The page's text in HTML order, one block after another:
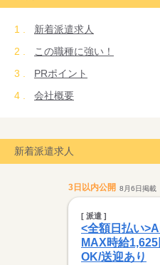
大切にし続けます。
新着派遣求人
この職種に強い！
PRポイント
会社概要
新着派遣求人
3日以内公開 8月6日掲載
[ 派遣 ]
<全額日払い
MAX時給
OK/送迎あり